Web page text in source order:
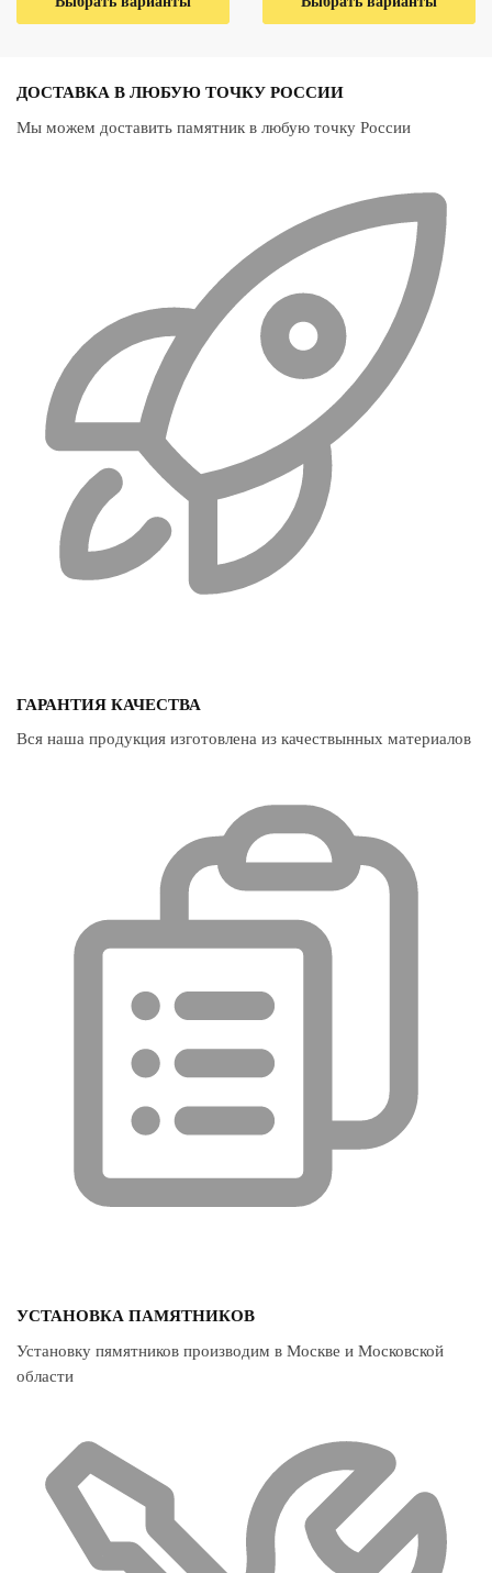
ДОСТАВКА В ЛЮБУЮ ТОЧКУ РОССИИ
Мы можем доставить памятник в любую точку России
ГАРАНТИЯ КАЧЕСТВА
Вся наша продукция изготовлена из качествынных материалов
УСТАНОВКА ПАМЯТНИКОВ
Установку пямятников производим в Москве и Московской
области